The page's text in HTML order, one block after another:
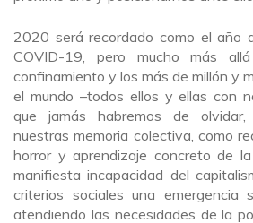
2020 será recordado como el año
COVID-19, pero mucho más
confinamiento y los más de millón y
el mundo –todos ellos y ellas con
que jamás habremos de
nuestras memoria colectiva, como
horror y aprendizaje concreto de
manifiesta incapacidad del
criterios sociales una emergencia
atendiendo las necesidades de la